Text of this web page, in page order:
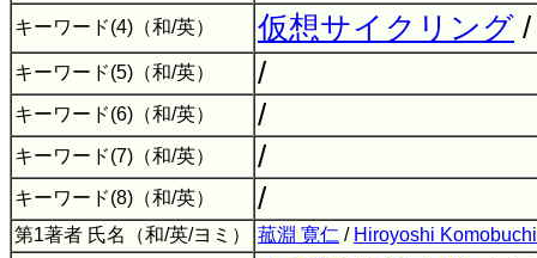
キーワード(4)（和/英） 仮想サイクリング
キーワード(5)（和/英） /
キーワード(6)（和/英） /
キーワード(7)（和/英） /
キーワード(8)（和/英） /
第1著者 氏名（和/英/ヨミ） 菰淵 寛仁 / Hiroyoshi Komobuchi